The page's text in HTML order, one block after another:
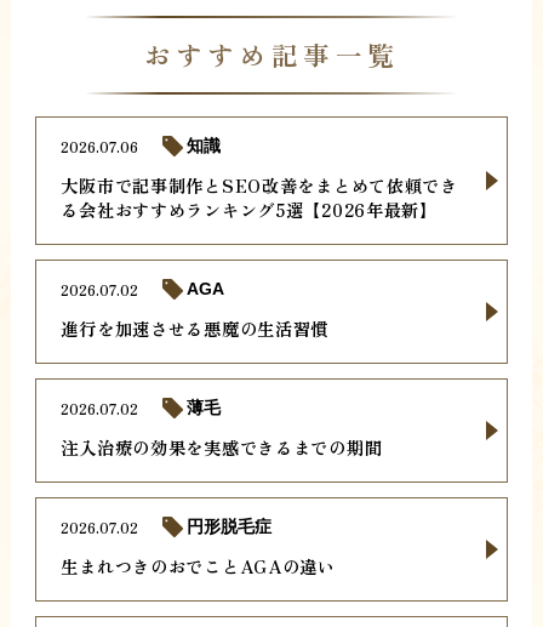
おすすめ記事一覧
大阪市で記事制作とSEO改善をまとめて依頼でき
る会社おすすめランキング5選【2026年最新】
2026.07.06 知識
進行を加速させる悪魔の生活習慣
2026.07.02 AGA
注入治療の効果を実感できるまでの期間
2026.07.02 薄毛
生まれつきのおでことAGAの違い
2026.07.02 円形脱毛症